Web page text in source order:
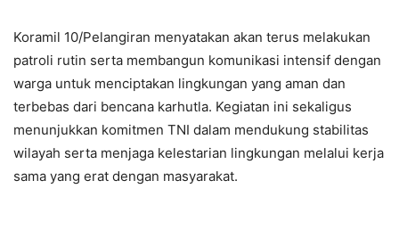
Koramil 10/Pelangiran menyatakan akan terus melakukan
patroli rutin serta membangun komunikasi intensif dengan
warga untuk menciptakan lingkungan yang aman dan
terbebas dari bencana karhutla. Kegiatan ini sekaligus
menunjukkan komitmen TNI dalam mendukung stabilitas
wilayah serta menjaga kelestarian lingkungan melalui kerja
sama yang erat dengan masyarakat.